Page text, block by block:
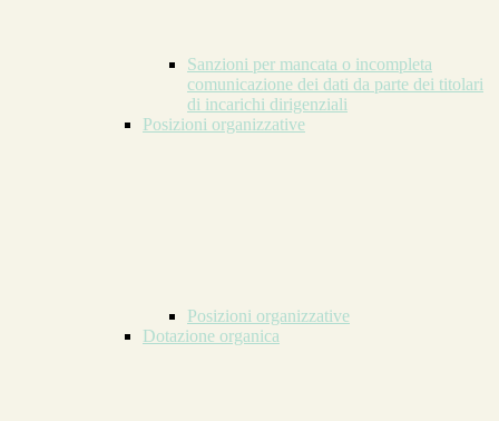
Sanzioni per mancata o incompleta
comunicazione dei dati da parte dei titolari
di incarichi dirigenziali
Posizioni organizzative
Posizioni organizzative
Dotazione organica